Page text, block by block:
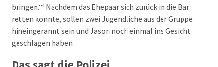
bringen.‘“ Nachdem das Ehepaar sich zurück in die Bar
retten konnte, sollen zwei Jugendliche aus der Gruppe
hineingerannt sein und Jason noch einmal ins Gesicht
geschlagen haben.